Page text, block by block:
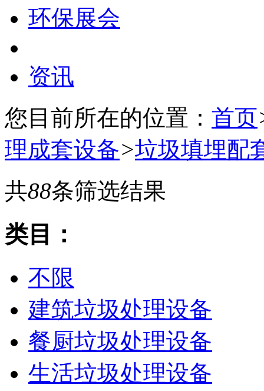
环保展会
资讯
您目前所在的位置： 首页
理成套设备>垃圾填埋配
共88条筛选结果
类目：
不限
建筑垃圾处理设备
餐厨垃圾处理设备
生活垃圾处理设备